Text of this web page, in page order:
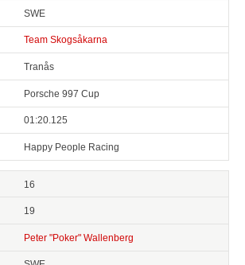
SWE
Team Skogsåkarna
Tranås
Porsche 997 Cup
01:20.125
Happy People Racing
16
19
Peter "Poker" Wallenberg